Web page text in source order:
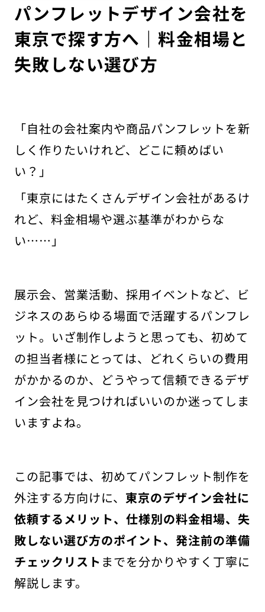
パンフレットデザイン会社を
東京で探す方へ｜料金相場と
失敗しない選び方
「自社の会社案内や商品パンフレットを新
しく作りたいけれど、どこに頼めばい
い？」
「東京にはたくさんデザイン会社があるけ
れど、料金相場や選ぶ基準がわからな
い……」
展示会、営業活動、採用イベントなど、ビ
ジネスのあらゆる場面で活躍するパンフレ
ット。いざ制作しようと思っても、初めて
の担当者様にとっては、どれくらいの費用
がかかるのか、どうやって信頼できるデザ
イン会社を見つければいいのか迷ってしま
いますよね。
この記事では、初めてパンフレット制作を
外注する方向けに、 東京のデザイン会社に
依頼するメリット、仕様別の料金相場、失
敗しない選び方のポイント、発注前の準備
チェックリスト までを分かりやすく丁寧に
解説します。